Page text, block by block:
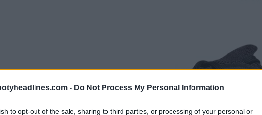
- Do Not Process My Personal Information
to opt-out of the sale, sharing to third parties, or processing of your personal or